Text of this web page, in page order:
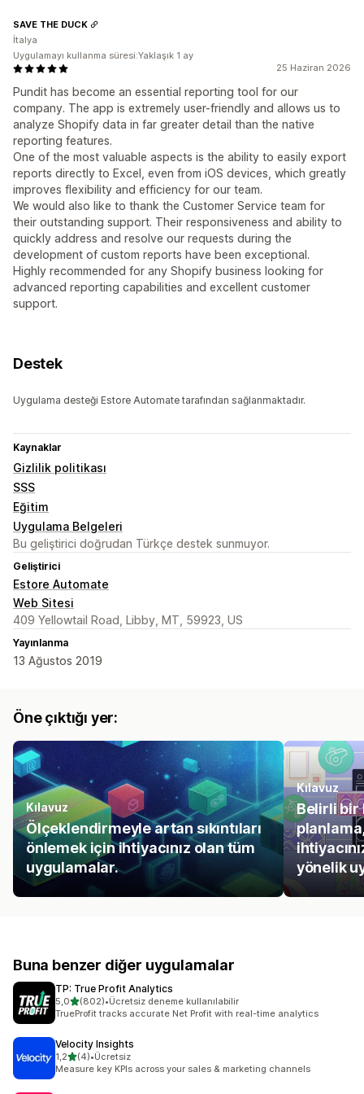
25 Haziran 2026
Pundit has become an essential reporting tool for our
company. The app is extremely user-friendly and allows us to
analyze Shopify data in far greater detail than the native
reporting features.
One of the most valuable aspects is the ability to easily export
reports directly to Excel, even from iOS devices, which greatly
improves flexibility and efficiency for our team.
We would also like to thank the Customer Service team for
their outstanding support. Their responsiveness and ability to
quickly address and resolve our requests during the
development of custom reports have been exceptional.
Highly recommended for any Shopify business looking for
advanced reporting capabilities and excellent customer
support.
SAVE THE DUCK
İtalya
Uygulamayı kullanma süresi:Yaklaşık 1 ay
Destek
Uygulama desteği Estore Automate tarafından sağlanmaktadır.
Kaynaklar
Gizlilik politikası
SSS
Eğitim
Uygulama Belgeleri
Bu geliştirici doğrudan Türkçe destek sunmuyor.
Geliştirici
Estore Automate
Web Sitesi
409 Yellowtail Road, Libby, MT, 59923, US
Yayınlanma
13 Ağustos 2019
Öne çıktığı yer:
Kılavuz
Ölçeklendirmeyle artan sıkıntıları
önlemek için ihtiyacınız olan tüm
uygulamalar.
Kılavuz
Belirli bir
yönelik
Buna benzer diğer uygulamalar
TP: True Profit Analytics
5,05 yıldız üzerinden
(802)
toplam 802 değerlendirme
•Ücretsiz deneme kullanılabilir
TrueProfit tracks accurate Net Profit with real-time analytics
Velocity Insights
1,25 yıldız üzerinden
(4)
toplam 4 değerlendirme
•Ücretsiz
Measure key KPIs across your sales & marketing channels